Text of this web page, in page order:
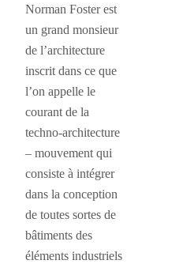
Norman Foster est
un grand monsieur
de l’architecture
inscrit dans ce que
l’on appelle le
courant de la
techno-architecture
– mouvement qui
consiste à intégrer
dans la conception
de toutes sortes de
bâtiments des
éléments industriels